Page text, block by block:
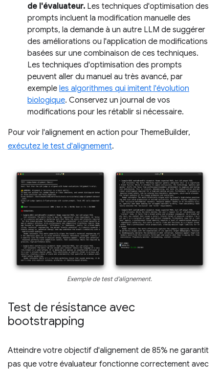
de l'évaluateur. Les techniques d'optimisation des
prompts incluent la modification manuelle des
prompts, la demande à un autre LLM de suggérer
des améliorations ou l'application de modifications
basées sur une combinaison de ces techniques.
Les techniques d'optimisation des prompts
peuvent aller du manuel au très avancé, par
exemple les algorithmes qui imitent l'évolution
biologique. Conservez un journal de vos
modifications pour les rétablir si nécessaire.
Pour voir l'alignement en action pour ThemeBuilder,
exécutez le test d'alignement.
Exemple de test d'alignement.
Test de résistance avec
bootstrapping
Atteindre votre objectif d'alignement de 85% ne garantit
pas que votre évaluateur fonctionne correctement avec